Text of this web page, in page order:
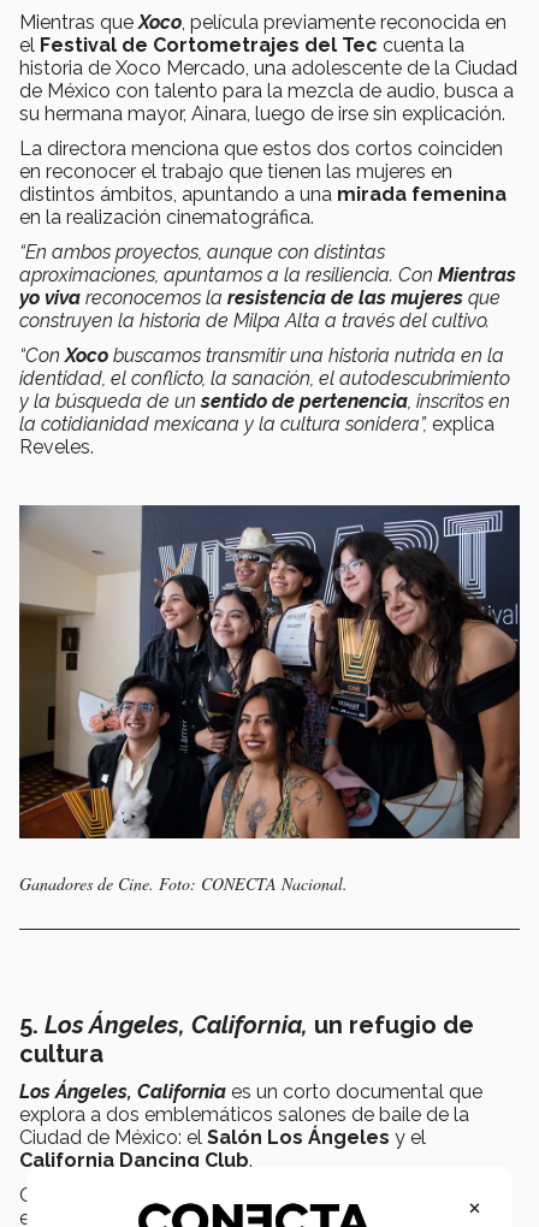
Mientras queXoco, película previamente reconocida en
el Festival de Cortometrajes del Tec cuenta la
historia de Xoco Mercado, una adolescente de la Ciudad
de México con talento para la mezcla de audio, busca a
su hermana mayor, Ainara, luego de irse sin explicación.
La directora menciona que estos dos cortos coinciden
en reconocer el trabajo que tienen las mujeres en
distintos ámbitos, apuntando a una mirada femenina
en la realización cinematográfica.
“En ambos proyectos, aunque con distintas
aproximaciones, apuntamos a la resiliencia. Con Mientras
yo viva reconocemos la resistencia de las mujeres que
construyen la historia de Milpa Alta a través del cultivo.
“ConXoco buscamos transmitir una historia nutrida en la
identidad, el conflicto, la sanación, el autodescubrimiento
y la búsqueda de unsentido de pertenencia, inscritos en
la cotidianidad mexicana y la cultura sonidera”, explica
Reveles.
Ganadores de Cine. Foto: CONECTA Nacional.
5. Los Ángeles, California, un refugio de
cultura
Los Ángeles, California es un corto documental que
explora a dos emblemáticos salones de baile de la
Ciudad de México: el Salón Los Ángeles y el
California Dancing Club.
Oscar Palacios, co-director del corto explica que estos
espacios, centros de historia y tradición, han resistido el
×